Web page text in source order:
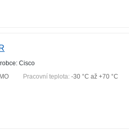
Cisco
Pracovní teplota: -30 °С až +70 °С